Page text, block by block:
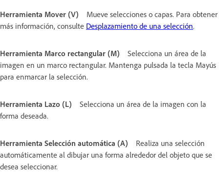
Herramienta Mover (V)
Mueve selecciones o capas. Para obtener
más información, consulte Desplazamiento de una selección.
Herramienta Marco rectangular (M)
Selecciona un área de la
imagen en un marco rectangular. Mantenga pulsada la tecla Mayús
para enmarcar la selección.
Herramienta Lazo (L)
Selecciona un área de la imagen con la
forma deseada.
Herramienta Selección automática (A)
Realiza una selección
automáticamente al dibujar una forma alrededor del objeto que se
desea seleccionar.